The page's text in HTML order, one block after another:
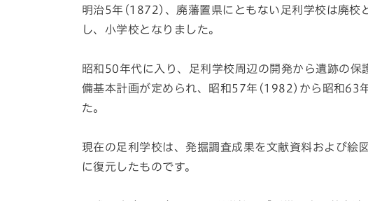
明治5年(1872)、廃藩置県にともない足利学校は廃校
し、小学校となりました。
昭和50年代に入り、足利学校周辺の開発から遺跡の
備基本計画が定められ、昭和57年(1982)から昭和63
た。
現在の足利学校は、発掘調査成果を文献資料および
に復元したものです。